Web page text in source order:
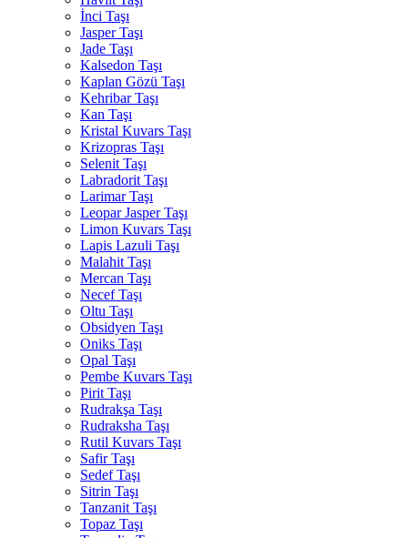
İnci Taşı
Jasper Taşı
Jade Taşı
Kalsedon Taşı
Kaplan Gözü Taşı
Kehribar Taşı
Kan Taşı
Kristal Kuvars Taşı
Krizopras Taşı
Selenit Taşı
Labradorit Taşı
Larimar Taşı
Leopar Jasper Taşı
Limon Kuvars Taşı
Lapis Lazuli Taşı
Malahit Taşı
Mercan Taşı
Necef Taşı
Oltu Taşı
Obsidyen Taşı
Oniks Taşı
Opal Taşı
Pembe Kuvars Taşı
Pirit Taşı
Rudrakşa Taşı
Rudraksha Taşı
Rutil Kuvars Taşı
Safir Taşı
Sedef Taşı
Sitrin Taşı
Tanzanit Taşı
Topaz Taşı